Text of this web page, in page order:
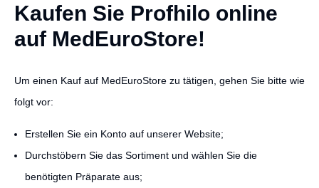
Kaufen Sie Profhilo online
auf MedEuroStore!
Um einen Kauf auf MedEuroStore zu tätigen, gehen Sie bitte wie
folgt vor:
Erstellen Sie ein Konto auf unserer Website;
Durchstöbern Sie das Sortiment und wählen Sie die
benötigten Präparate aus;